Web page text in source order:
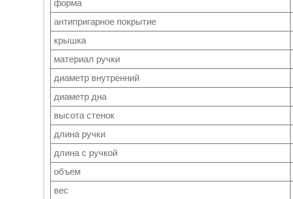
форма
антипригарное покрытие
крышка
материал ручки
диаметр внутренний
диаметр дна
высота стенок
длина ручки
длина с ручкой
объем
вес